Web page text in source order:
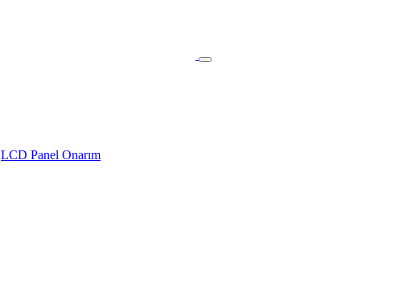
LCD Panel Onarım